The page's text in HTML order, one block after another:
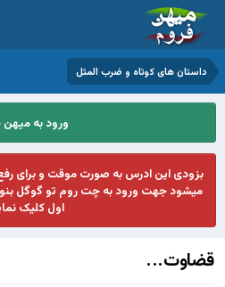
داستان های کوتاه و ضرب المثل
ورود به
بزودی این ادرس به صورت موقت و برای
میشود جهت ورود به چت روم تو گوگل
اول کلیک
قضاوت...